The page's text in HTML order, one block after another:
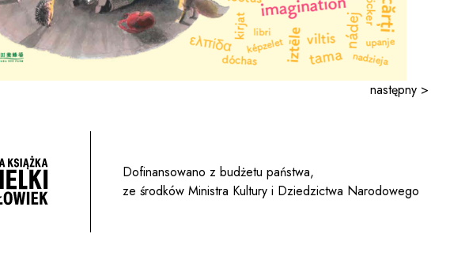
następny >
Dofinansowano z budżetu państwa,
ze środków Ministra Kultury i Dziedzictwa Narodowego